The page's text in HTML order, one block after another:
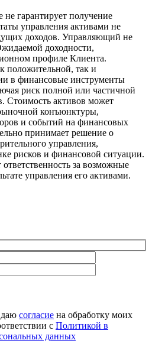
не гарантирует получение
управления активами не
доходов. Управляющий не
доходности,
профиле Клиента.
положительной, так и
в финансовые инструменты
риск полной или частичной
Стоимость активов может
конъюнктуры,
и событий на финансовых
принимает решение о
управления,
рисков и финансовой ситуации.
ответственность за возможные
управления его активами.
согласие на обработку моих
с Политикой в
данных